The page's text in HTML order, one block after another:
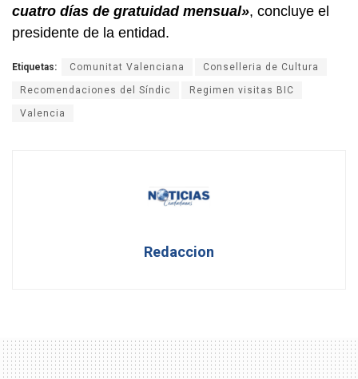
cuatro días de gratuidad mensual», concluye el
presidente de la entidad.
Etiquetas: Comunitat Valenciana Conselleria de Cultura
Recomendaciones del Síndic Regimen visitas BIC
Valencia
Redaccion